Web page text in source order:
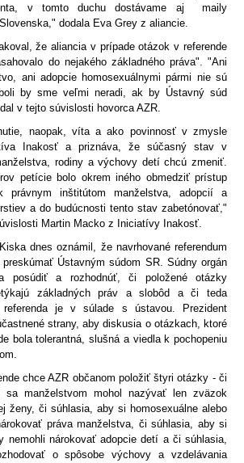
v tomto duchu dostávame aj maily
dodala Eva Grey z aliancie.
že aliancia v prípade otázok v referende
do nejakého základného práva". "Ani
ani adopcie homosexuálnymi pármi nie sú
by sme veľmi neradi, ak by Ústavný súd
v tejto súvislosti hovorca AZR.
naopak, víta a ako povinnosť v zmysle
Inakosť a priznáva, že súčasný stav v
rodiny a výchovy detí chcú zmeniť.
petície bolo okrem iného obmedziť prístup
právnym inštitútom manželstva, adopcií a
a do budúcnosti tento stav zabetónovať,"
Martin Macko z Iniciatívy Inakosť.
dnes oznámil, že navrhované referendum
Ústavným súdom SR. Súdny orgán
posúdiť a rozhodnúť, či položené otázky
základných práv a slobôd a či teda
referenda je v súlade s ústavou. Prezident
strany, aby diskusia o otázkach, ktoré
bola tolerantná, slušná a viedla k pochopeniu
chce AZR občanom položiť štyri otázky - či
manželstvom mohol nazývať len zväzok
ženy, či súhlasia, aby si homosexuálne alebo
práva manželstva, či súhlasia, aby si
nemohli nárokovať adopcie detí a či súhlasia,
o spôsobe výchovy a vzdelávania